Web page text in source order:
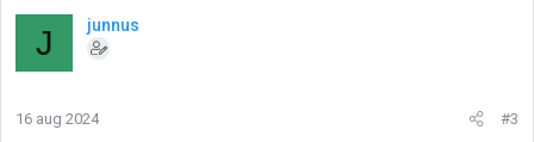
J junnus
16 aug 2024 #3